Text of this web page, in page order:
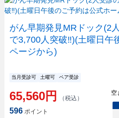
がん早期発見MRドック(2
で3,700人突破‼)(土曜日午
ページから)
当月受診可 土曜可 ペア受診
65,560円 （税込）
596ポイント
空